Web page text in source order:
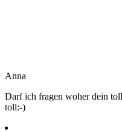
Anna
Darf ich fragen woher dein
toll:-)